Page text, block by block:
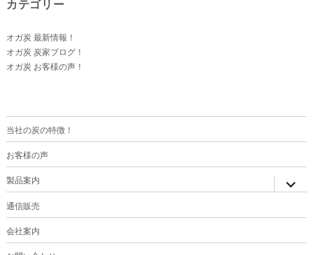
カテゴリー
オガ炭 最新情報！
オガ炭 炭家ブログ！
オガ炭 お客様の声！
当社の炭の特徴！
お客様の声
製品案内 サ
メ
ー
開
通信販売
会社案内